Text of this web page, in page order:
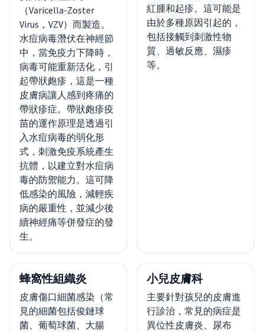
（Varicella-Zoster
Virus，VZV）而製造。
水痘病毒潛伏在神經節
中，當免疫力下降時，
病毒可能重新活化，引
起帶狀皰疹，這是一種
皮膚病讓人感到疼痛的
帶狀疹症。帶狀皰疹疫
苗的運作原理是透過引
入水痘病毒的弱化形
式，刺激免疫系統產生
抗體，以建立對水痘病
毒的防禦能力。這可降
低感染的風險，減輕疾
病的嚴重性，並減少後
續神經痛等併發症的發
生。
紅腫和起疹。這可能是
由於多種原因引起的，
包括接觸到刺激性物
質、過敏反應、濕疹
等。
蜂窩性組織炎
皮膚傷口細菌感染（常
見的細菌包括俊鏈球
菌、葡萄球菌、大腸
小兒皮膚科
主要針對孩兒的皮膚進
行診治，常見的病症是
異位性皮膚炎、尿布